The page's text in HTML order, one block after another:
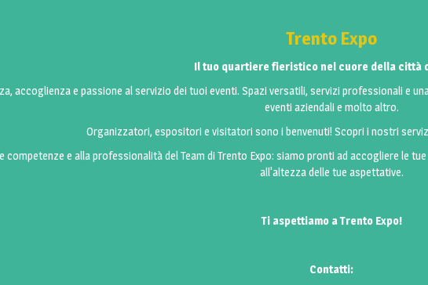
Trento Expo
Il tuo quartiere fieristico nel cuore della città
accoglienza e passione al servizio dei tuoi eventi. Spazi versatili, servizi professionali e
eventi aziendali e molto altro.
Organizzatori, espositori e visitatori sono i benvenuti! Scopri i nostri
competenze e alla professionalità del Team di Trento Expo: siamo pronti ad accogliere le
all'altezza delle tue aspettative.
Ti aspettiamo a Trento Expo!
Contatti: